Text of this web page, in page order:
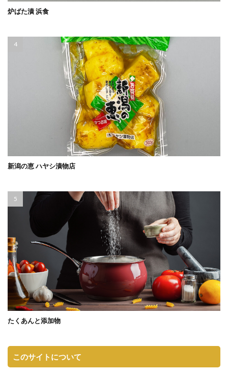
炉ばた漬 浜食
新潟の恵 ハヤシ漬物店
たくあんと添加物
このサイトについて